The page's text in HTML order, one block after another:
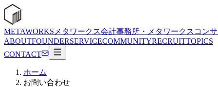
METAWORKS メタワークス会計事務所・メタワークスコン
ABOUTFOUNDERSERVICECOMMUNITYRECRUITTOPICS
CONTACT
ホーム
お問い合わせ